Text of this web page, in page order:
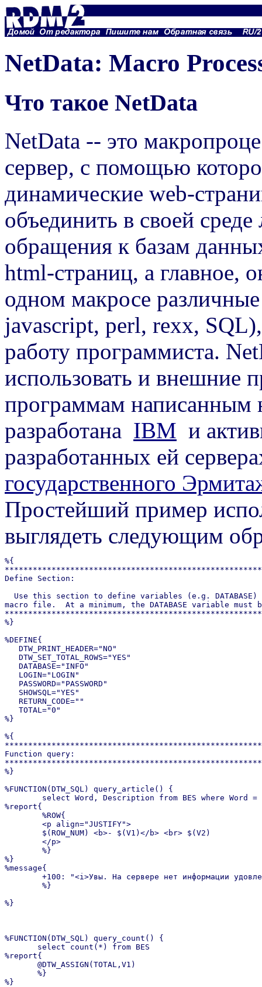
NetData: Macro
Что такое NetData
NetData -- это
сервер, с помощью
динамические web-
объединить в своей
обращения к базам
html-страниц, а главное,
одном макросе
javascript, perl, rexx,
работу программиста.
использовать и внешние
программам написанным
разработана IBM и
разработанных ей
государственного
Простейший пример
выглядеть следующим
%{
Define Section:
Use this section to define variables (e.g. DATABASE)
macro file.  At a minimum, the DATABASE variable must
%}
%DEFINE{
DTW_PRINT_HEADER="NO"
DTW_SET_TOTAL_ROWS="YES"
DATABASE="INFO"
LOGIN="LOGIN"
PASSWORD="PASSWORD"
SHOWSQL="YES"
RETURN_CODE=""
TOTAL="0"
%}
%{
Function query:
%}
%FUNCTION(DTW_SQL) query_article() {
select Word, Description from BES where Word =
%report{
%ROW{
<p align="JUSTIFY">
$(ROW_NUM) <b>- $(V1)</b> <br> $(V2)
</p>
%}
%}
%message{
+100: "<i>Увы. На сервере нет информации
%}
%}
%FUNCTION(DTW_SQL) query_count() {
select count(*) from BES
%report{
@DTW_ASSIGN(TOTAL,V1)
%}
%}